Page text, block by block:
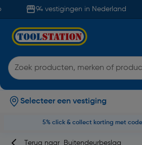
94 vestigingen in Nederland
Selecteer een vestiging
5% click & collect korting met code
Terug naar Buitendeurbeslag